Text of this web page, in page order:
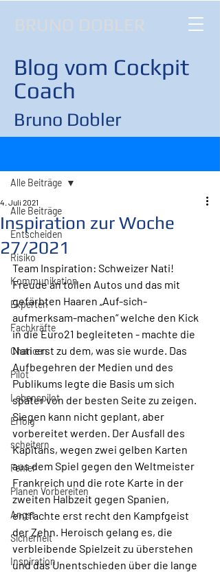
BRUNO DOBLER
Blog vom Cockpit
Coach
Bruno Dobler
Alle Beiträge
Entscheiden
Risiko
Kommunikation
Experten
Fachkräfte
Chancen
Pilot
Lebenspilot
Erfolg
scheitern
Fehler
Planen Vorbereiten
Angst
Sicherheit
Inspiration
Alle Beiträge
Inspiration zur Woche
27/2021
4. Juli 2021
Team Inspiration: Schweizer Nati!
Freude an tollen Autos und das mit
gefärbten Haaren „Auf-sich-
aufmerksam-machen“ welche den Kick
in die Euro21 begleiteten - machte die
Nati erst zu dem, was sie wurde. Das
Aufbegehren der Medien und des
Publikums legte die Basis um sich
später von der besten Seite zu zeigen.
Siegen kann nicht geplant, aber
vorbereitet werden. Der Ausfall des
Kapitäns, wegen zwei gelben Karten
aus dem Spiel gegen den Weltmeister
Frankreich und die rote Karte in der
zweiten Halbzeit gegen Spanien,
entfachte erst recht den Kampfgeist
der Zehn. Heroisch gelang es, die
verbleibende Spielzeit zu überstehen
und das Unentschieden über die lange